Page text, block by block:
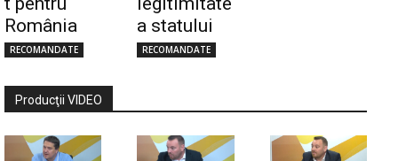
România
RECOMANDATE
a statului
RECOMANDATE
Producţii VIDEO